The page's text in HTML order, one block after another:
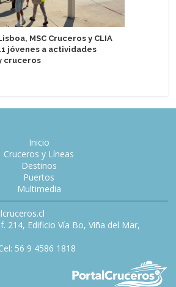
MSC Cruceros y CLIA
jóvenes a actividades
cruceros
Inicio
Cruceros y Líneas
Destinos
Puertos
Multimedia
214, Edificio Vía Bo, Viña del Mar,
56 9 4586 1818